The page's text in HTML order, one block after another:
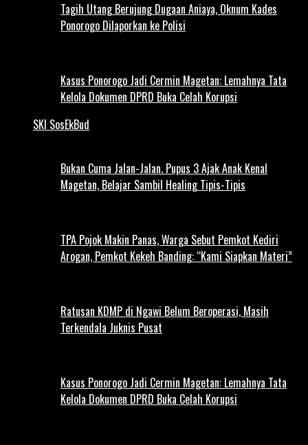
Tagih Utang Berujung Dugaan Aniaya, Oknum Kades
Ponorogo Dilaporkan ke Polisi
Kasus Ponorogo Jadi Cermin Magetan: Lemahnya Tata
Kelola Dokumen DPRD Buka Celah Korupsi
SKI SosEkBud
Bukan Cuma Jalan-Jalan. Pupus 3 Ajak Anak Kenal
Magetan, Belajar Sambil Healing Tipis-Tipis
TPA Pojok Makin Panas, Warga Sebut Pemkot Kediri
Arogan, Pemkot Kekeh Banding: “Kami Siapkan Materi”
Ratusan KDMP di Ngawi Belum Beroperasi, Masih
Terkendala Juknis Pusat
Kasus Ponorogo Jadi Cermin Magetan: Lemahnya Tata
Kelola Dokumen DPRD Buka Celah Korupsi